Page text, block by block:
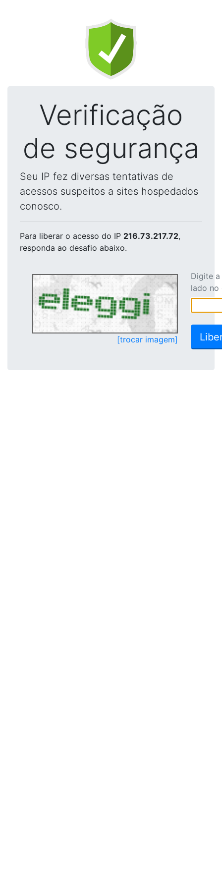
Verificação
de segurança
Seu IP fez diversas tentativas de
acessos suspeitos a sites hospedados
conosco.
Para liberar o acesso do IP 216.73.217.72,
responda ao desafio abaixo.
[trocar imagem]
Digite
lado no